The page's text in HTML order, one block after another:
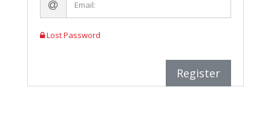
Lost Password
Register